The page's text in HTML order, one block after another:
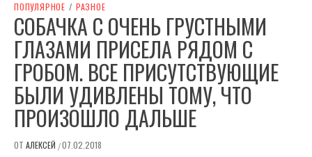
ПОПУЛЯРНОЕ / РАЗНОЕ
СОБАЧКА С ОЧЕНЬ ГРУСТНЫМИ
ГЛАЗАМИ ПРИСЕЛА РЯДОМ С
ГРОБОМ. ВСЕ ПРИСУТСТВУЮЩИЕ
БЫЛИ УДИВЛЕНЫ ТОМУ, ЧТО
ПРОИЗОШЛО ДАЛЬШЕ
ОТ АЛЕКСЕЙ /07.02.2018